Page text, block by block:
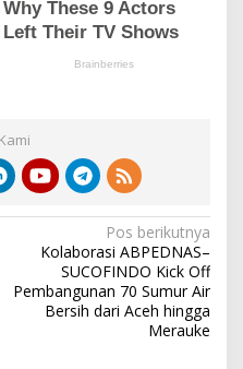
Pos berikutnya
Kolaborasi ABPEDNAS–
SUCOFINDO Kick Off
Pembangunan 70 Sumur Air
Bersih dari Aceh hingga
Merauke